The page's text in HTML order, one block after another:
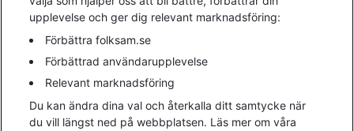
information).
upplevelse och ger dig relevant marknadsföring:
Förbättra folksam.se
Förbättrad användarupplevelse
Relevant marknadsföring
Du kan ändra dina val och återkalla ditt samtycke när
du vill längst ned på webbplatsen. Läs mer om våra